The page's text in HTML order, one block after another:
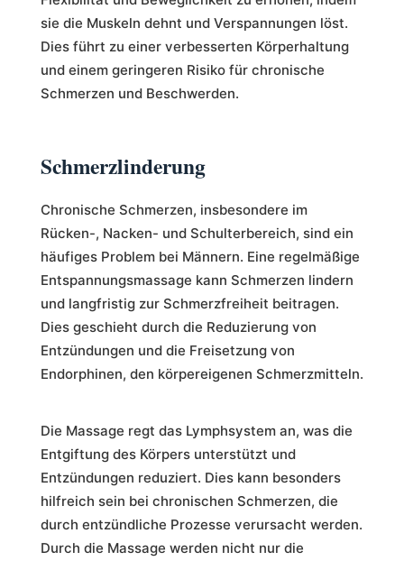
sie die Muskeln dehnt und Verspannungen löst.
Dies führt zu einer verbesserten Körperhaltung
und einem geringeren Risiko für chronische
Schmerzen und Beschwerden.
Schmerzlinderung
Chronische Schmerzen, insbesondere im
Rücken-, Nacken- und Schulterbereich, sind ein
häufiges Problem bei Männern. Eine regelmäßige
Entspannungsmassage kann Schmerzen lindern
und langfristig zur Schmerzfreiheit beitragen.
Dies geschieht durch die Reduzierung von
Entzündungen und die Freisetzung von
Endorphinen, den körpereigenen Schmerzmitteln.
Die Massage regt das Lymphsystem an, was die
Entgiftung des Körpers unterstützt und
Entzündungen reduziert. Dies kann besonders
hilfreich sein bei chronischen Schmerzen, die
durch entzündliche Prozesse verursacht werden.
Durch die Massage werden nicht nur die